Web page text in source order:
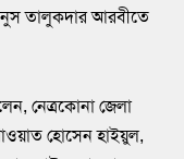
তালুকদার আরবীতে
নেত্রকোনা জেলা
হোসেন হাইয়ুল,